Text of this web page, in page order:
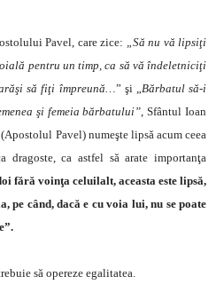
Pavel, care zice:
„Să nu vă lipsiţi
pentru un timp, ca să vă îndeletniciţi
să fiţi împreună… ” şi „ Bărbatul să-i
şi femeia bărbatului” , Sfântul Ioan
Pavel) numeşte lipsă acum ceea
dragoste, ca astfel să arate importanţa
fără voinţa celuilalt, aceasta este lipsă,
pe când, dacă e cu voia lui, nu se poate
să opereze egalitatea.